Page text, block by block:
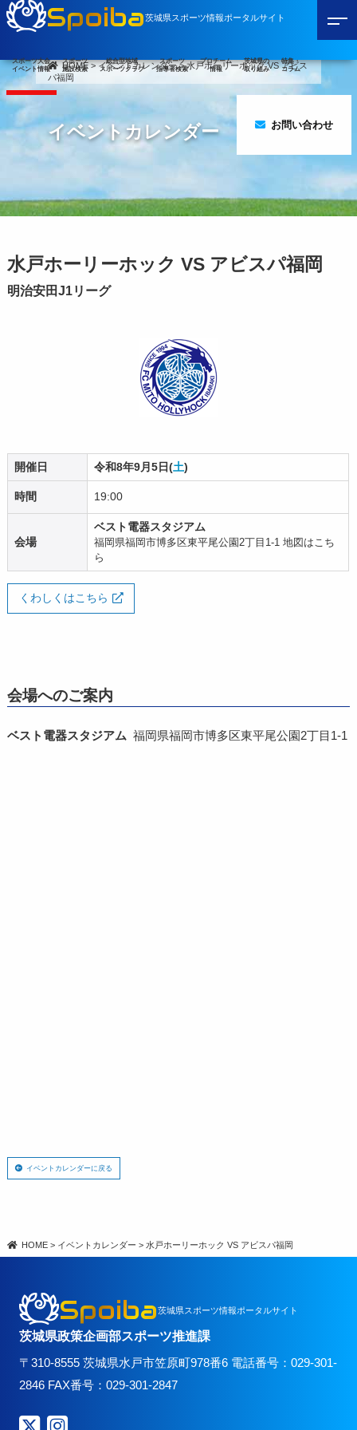
Spoiba茨城県スポーツ情報ポータルサイト
スポーツ大会
イベント情報
スポーツ
施設検索
総合型地域
スポーツクラブ
スポーツ
指導者検索
プロチーム
情報
茨城県の
取り組み
特集・
コラム
お問い合わせ
HOME>イベントカレンダー>水戸ホーリーホック VS アビス
パ福岡
イベントカレンダー
水戸ホーリーホック VS アビスパ福岡
明治安田J1リーグ
開催日 令和8年9月5日(土)
時間 19:00
会場
ベスト電器スタジアム
福岡県福岡市博多区東平尾公園2丁目1-1 地図はこち
ら
くわしくはこちら
会場へのご案内
ベスト電器スタジアム 福岡県福岡市博多区東平尾公園2丁目1-1
イベントカレンダーに戻る
HOME > イベントカレンダー >水戸ホーリーホック VS アビスパ福岡
Spoiba茨城県スポーツ情報ポータルサイト
茨城県政策企画部スポーツ推進課
〒310-8555 茨城県水戸市笠原町978番6 電話番号：029-301-
2846 FAX番号：029-301-2847